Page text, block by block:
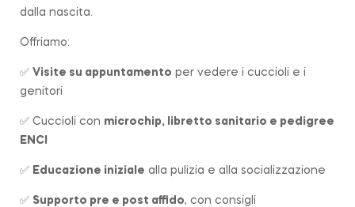
dalla nascita.
Offriamo:
✅ Visite su appuntamento per vedere i cuccioli e i
genitori
✅ Cuccioli con microchip, libretto sanitario e pedigree
ENCI
✅ Educazione iniziale alla pulizia e alla socializzazione
✅ Supporto pre e post affido, con consigli